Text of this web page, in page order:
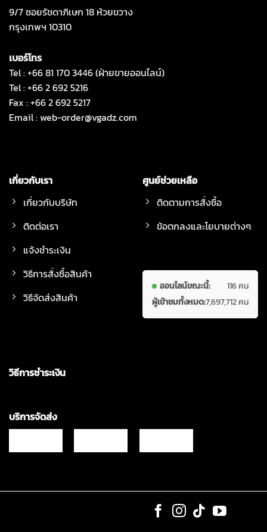
9/7 ซอยรัชดาภิเษก 18 ห้วยขวาง
กรุงเทพฯ 10310
เบอร์โทร
Tel : +66 81 170 3446 (ฝ่ายขายออนไลน์)
Tel : +66 2 692 5216
Fax : +66 2 692 5217
Email :web-order@vgadz.com
เกี่ยวกับเรา
เกี่ยวกับบริษัท
ติดต่อเรา
แจ้งชำระเงิน
วิธีการสั่งซื้อสินค้า
วิธีจัดส่งสินค้า
ศูนย์ช่วยเหลือ
ติดตามการสั่งซื้อ
ข้อตกลงและโยบายต่างๆ
ออนไลน์ขณะนี้:
116 คน
ผู้เข้าชมทั้งหมด:7,697,712 คน
วิธีการชำระเงิน
บริการจัดส่ง